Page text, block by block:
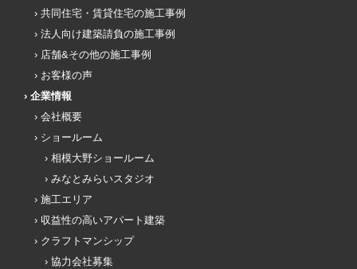
共同住宅・賃貸住宅の施工事例
法人向け建築請負の施工事例
店舗&その他の施工事例
お客様の声
企業情報
会社概要
ショールーム
相模大野ショールーム
みなとみらいスタジオ
施工エリア
収益性の高いアパート建築
クラフトマンシップ
協力会社募集